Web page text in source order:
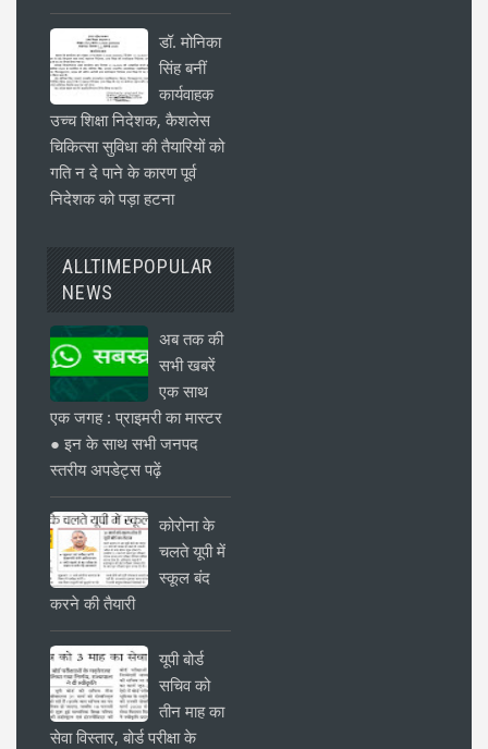
डॉ. मोनिका
सिंह बनीं
कार्यवाहक
उच्च शिक्षा निदेशक, कैशलेस
चिकित्सा सुविधा की तैयारियों को
गति न दे पाने के कारण पूर्व
निदेशक को पड़ा हटना
ALLTIMEPOPULAR
NEWS
अब तक की
सभी खबरें
एक साथ
एक जगह : प्राइमरी का मास्टर
● इन के साथ सभी जनपद
स्तरीय अपडेट्स पढ़ें
कोरोना के
चलते यूपी में
स्कूल बंद
करने की तैयारी
यूपी बोर्ड
सचिव को
तीन माह का
सेवा विस्तार, बोर्ड परीक्षा के